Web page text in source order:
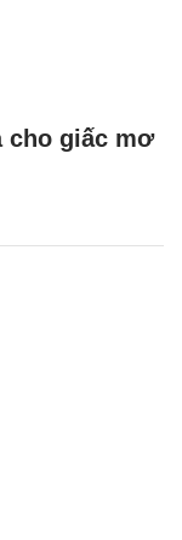
cho giấc mơ